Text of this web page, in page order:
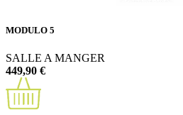
MODULO 5
SALLE A MANGER
449,90 €